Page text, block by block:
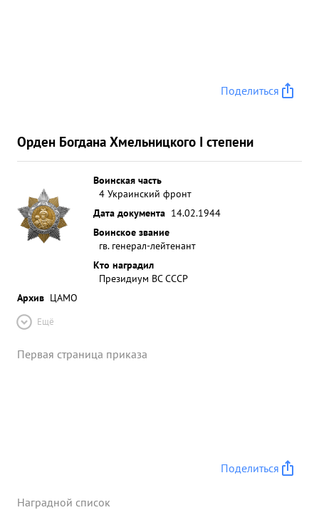
Поделиться
Орден Богдана Хмельницкого I степени
Воинская часть
4 Украинский фронт
Дата документа 14.02.1944
Воинское звание
гв. генерал-лейтенант
Кто наградил
Президиум ВС СССР
Архив ЦАМО
Ещё
Первая страница приказа
Поделиться
Наградной список